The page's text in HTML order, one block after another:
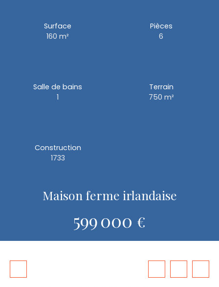
Surface
160m²
Pièces
6
Salle de bains
1
Terrain
750 m²
Construction
1733
Maison ferme irlandaise
599 000 €